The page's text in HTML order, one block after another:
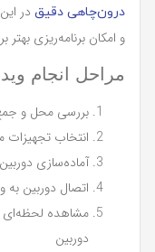
درون‌چاهی دقیق در
و امکان برنامه‌ریزی
مراحل انجام
بررسی محل و
انتخاب تجهیزات
آماده‌سازی
اتصال دوربین به
مشاهده لحظه‌ای
دوربین